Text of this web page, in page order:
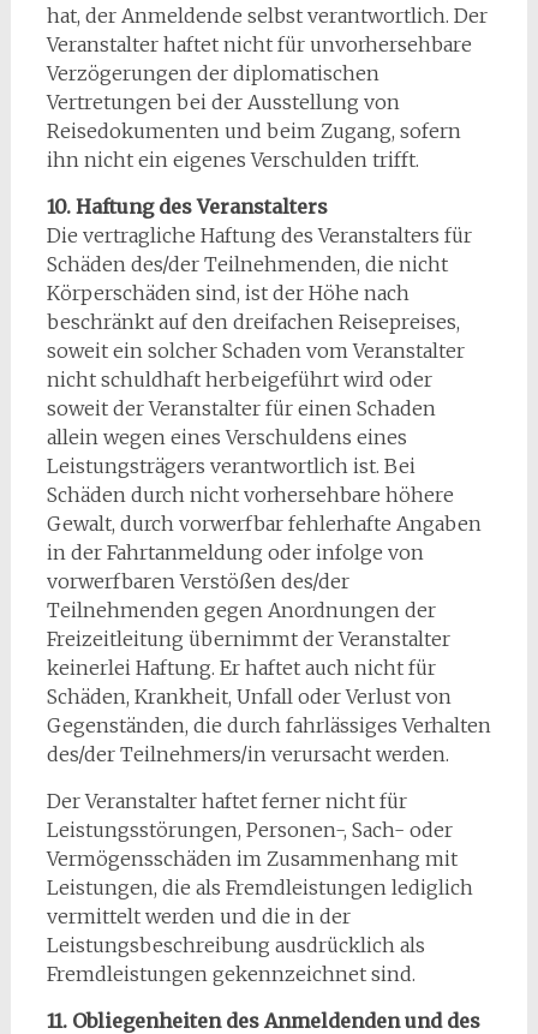
hat, der Anmeldende selbst verantwortlich. Der
Veranstalter haftet nicht für unvorhersehbare
Verzögerungen der diplomatischen
Vertretungen bei der Ausstellung von
Reisedokumenten und beim Zugang, sofern
ihn nicht ein eigenes Verschulden trifft.
10. Haftung des Veranstalters
Die vertragliche Haftung des Veranstalters für
Schäden des/der Teilnehmenden, die nicht
Körperschäden sind, ist der Höhe nach
beschränkt auf den dreifachen Reisepreises,
soweit ein solcher Schaden vom Veranstalter
nicht schuldhaft herbeigeführt wird oder
soweit der Veranstalter für einen Schaden
allein wegen eines Verschuldens eines
Leistungsträgers verantwortlich ist. Bei
Schäden durch nicht vorhersehbare höhere
Gewalt, durch vorwerfbar fehlerhafte Angaben
in der Fahrtanmeldung oder infolge von
vorwerfbaren Verstößen des/der
Teilnehmenden gegen Anordnungen der
Freizeitleitung übernimmt der Veranstalter
keinerlei Haftung. Er haftet auch nicht für
Schäden, Krankheit, Unfall oder Verlust von
Gegenständen, die durch fahrlässiges Verhalten
des/der Teilnehmers/in verursacht werden.
Der Veranstalter haftet ferner nicht für
Leistungsstörungen, Personen-, Sach- oder
Vermögensschäden im Zusammenhang mit
Leistungen, die als Fremdleistungen lediglich
vermittelt werden und die in der
Leistungsbeschreibung ausdrücklich als
Fremdleistungen gekennzeichnet sind.
11. Obliegenheiten des Anmeldenden und des